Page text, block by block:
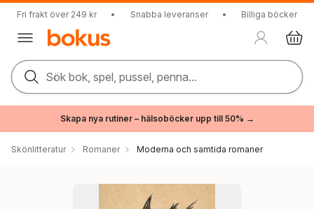
Fri frakt över 249 kr • Snabba leveranser • Billiga böcker
Sök bok, spel, pussel, penna...
Skapa nya rutiner – hälsoböcker upp till 50% →
Skönlitteratur Romaner Moderna och samtida romaner